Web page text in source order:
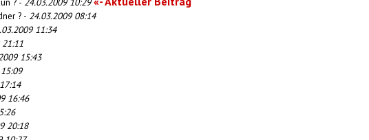
? - 24.03.2009 08:14
11:34
15:43
16:46
20:18